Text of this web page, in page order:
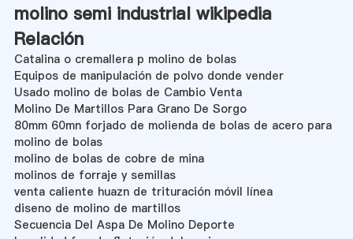
molino semi industrial wikipedia
Relación
Catalina o cremallera p molino de bolas
Equipos de manipulación de polvo donde vender
Usado molino de bolas de Cambio Venta
Molino De Martillos Para Grano De Sorgo
80mm 60mn forjado de molienda de bolas de acero para
molino de bolas
molino de bolas de cobre de mina
molinos de forraje y semillas
venta caliente huazn de trituración móvil línea
diseno de molino de martillos
Secuencia Del Aspa De Molino Deporte